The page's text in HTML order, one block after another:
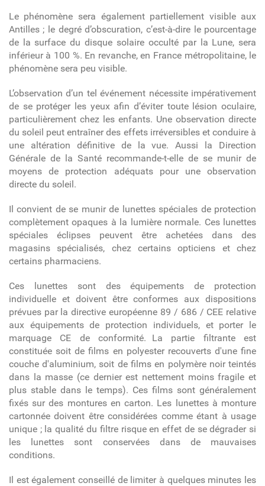
Le phénomène sera également partiellement visible aux
Antilles ; le degré d’obscuration, c’est-à-dire le pourcentage
de la surface du disque solaire occulté par la Lune, sera
inférieur à 100 %. En revanche, en France métropolitaine, le
phénomène sera peu visible.
L’observation d’un tel événement nécessite impérativement
de se protéger les yeux afin d’éviter toute lésion oculaire,
particulièrement chez les enfants. Une observation directe
du soleil peut entraîner des effets irréversibles et conduire à
une altération définitive de la vue. Aussi la Direction
Générale de la Santé recommande-t-elle de se munir de
moyens de protection adéquats pour une observation
directe du soleil.
Il convient de se munir de lunettes spéciales de protection
complètement opaques à la lumière normale. Ces lunettes
spéciales éclipses peuvent être achetées dans des
magasins spécialisés, chez certains opticiens et chez
certains pharmaciens.
Ces lunettes sont des équipements de protection
individuelle et doivent être conformes aux dispositions
prévues par la directive européenne 89 / 686 / CEE relative
aux équipements de protection individuels, et porter le
marquage CE de conformité. La partie filtrante est
constituée soit de films en polyester recouverts d'une fine
couche d'aluminium, soit de films en polymère noir teintés
dans la masse (ce dernier est nettement moins fragile et
plus stable dans le temps). Ces films sont généralement
fixés sur des montures en carton. Les lunettes à monture
cartonnée doivent être considérées comme étant à usage
unique ; la qualité du filtre risque en effet de se dégrader si
les lunettes sont conservées dans de mauvaises
conditions.
Il est également conseillé de limiter à quelques minutes les